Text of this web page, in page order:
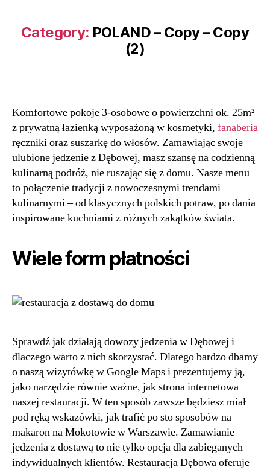
Category: POLAND – Copy – Copy
(2)
Komfortowe pokoje 3-osobowe o powierzchni ok. 25m²
z prywatną łazienką wyposażoną w kosmetyki, fanaberia
ręczniki oraz suszarkę do włosów. Zamawiając swoje
ulubione jedzenie z Dębowej, masz szansę na codzienną
kulinarną podróż, nie ruszając się z domu. Nasze menu
to połączenie tradycji z nowoczesnymi trendami
kulinarnymi – od klasycznych polskich potraw, po dania
inspirowane kuchniami z różnych zakątków świata.
Wiele form płatności
Sprawdź jak działają dowozy jedzenia w Dębowej i
dlaczego warto z nich skorzystać. Dlatego bardzo dbamy
o naszą wizytówkę w Google Maps i prezentujemy ją,
jako narzędzie równie ważne, jak strona internetowa
naszej restauracji. W ten sposób zawsze będziesz miał
pod ręką wskazówki, jak trafić po sto sposobów na
makaron na Mokotowie w Warszawie. Zamawianie
jedzenia z dostawą to nie tylko opcja dla zabieganych
indywidualnych klientów. Restauracja Dębowa oferuje